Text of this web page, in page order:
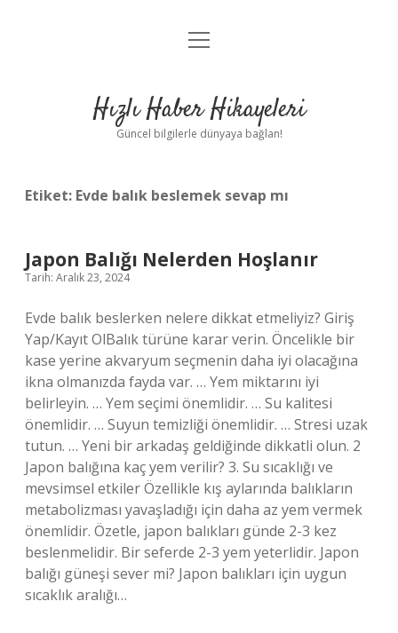
Anasayfa
Yasal Uyarı
menüyü
Hızlı Haber Hikayeleri
Güncel bilgilerle dünyaya bağlan!
Etiket: Evde balık beslemek sevap mı
Japon Balığı Nelerden Hoşlanır
Tarih: Aralık 23, 2024
Evde balık beslerken nelere dikkat etmeliyiz? Giriş
Yap/Kayıt OlBalık türüne karar verin. Öncelikle bir
kase yerine akvaryum seçmenin daha iyi olacağına
ikna olmanızda fayda var. … Yem miktarını iyi
belirleyin. … Yem seçimi önemlidir. … Su kalitesi
önemlidir. … Suyun temizliği önemlidir. … Stresi uzak
tutun. … Yeni bir arkadaş geldiğinde dikkatli olun. 2
Japon balığına kaç yem verilir? 3. Su sıcaklığı ve
mevsimsel etkiler Özellikle kış aylarında balıkların
metabolizması yavaşladığı için daha az yem vermek
önemlidir. Özetle, japon balıkları günde 2-3 kez
beslenmelidir. Bir seferde 2-3 yem yeterlidir. Japon
balığı güneşi sever mi? Japon balıkları için uygun
sıcaklık aralığı…